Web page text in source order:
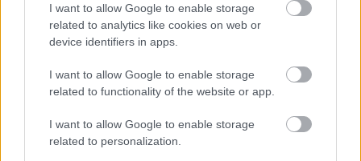
I want to allow Google to enable storage
related to analytics like cookies on web or
device identifiers in apps.
I want to allow Google to enable storage
related to functionality of the website or app.
I want to allow Google to enable storage
related to personalization.
25χρονος μετέτρεψε το γκαράζ του παππού του σε
«πράσινη επιχείρηση» εκατ. δολαρίων: «Χαίρομαι που
έμεινα εδώ»
Ο άνθρωπος που απέτυχε 5.127 φορές πριν αποκτήσει
Η Disney φέρνει τους εμβληματικούς χαρακτήρες της στο
TikTok μέσω νέας συνεργασίας